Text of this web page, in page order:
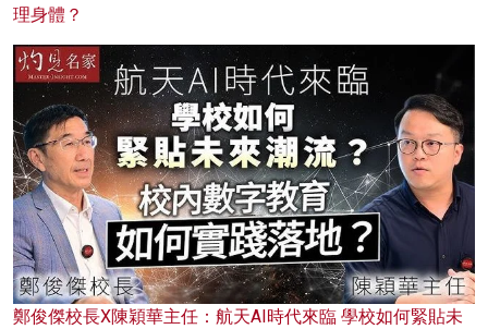
理身體？
鄭俊傑校長X陳穎華主任：航天AI時代來臨 學校如何緊貼未